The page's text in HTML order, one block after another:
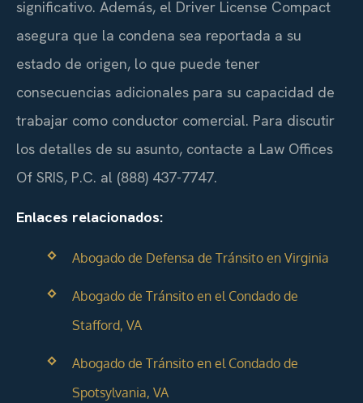
significativo. Además, el Driver License Compact
asegura que la condena sea reportada a su
estado de origen, lo que puede tener
consecuencias adicionales para su capacidad de
trabajar como conductor comercial. Para discutir
los detalles de su asunto, contacte a Law Offices
Of SRIS, P.C. al (888) 437-7747.
Enlaces relacionados:
Abogado de Defensa de Tránsito en Virginia
Abogado de Tránsito en el Condado de
Stafford, VA
Abogado de Tránsito en el Condado de
Spotsylvania, VA